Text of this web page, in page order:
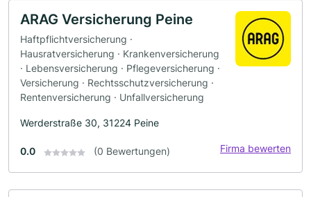
ARAG Versicherung Peine
Haftpflichtversicherung ·
Hausratversicherung · Krankenversicherung
· Lebensversicherung · Pflegeversicherung ·
Versicherung · Rechtsschutzversicherung ·
Rentenversicherung · Unfallversicherung
Werderstraße 30, 31224 Peine
0.0 (0 Bewertungen) Firma bewerten